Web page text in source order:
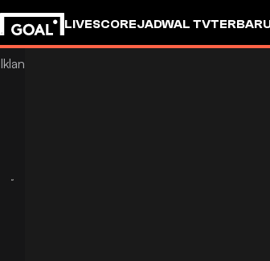
LIVESCOREJADWAL TV